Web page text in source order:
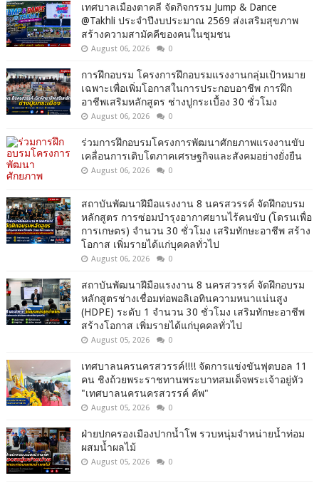
เทศบาลเมืองตาคลี จัดกิจกรรม Jump & Dance
@Takhli ประจำปีงบประมาณ 2569 ส่งเสริมสุขภาพ
สร้างความสามัคคีของคนในชุมชน
August 06, 2026 0
การฝึกอบรม โครงการฝึกอบรมแรงงานกลุ่มเป้าหมาย
เฉพาะเพื่อเพิ่มโอกาสในการประกอบอาชีพ การฝึก
อาชีพเสริมหลักสูตร ช่างปูกระเบื้อง 30 ชั่วโมง
August 06, 2026 0
ร่วมการฝึกอบรมโครงการพัฒนาศักยภาพแรงงานขับ
เคลื่อนการเติบโตภาคเศรษฐกิจและสังคมอย่างยั่งยืน
August 06, 2026 0
สถาบันพัฒนาฝีมือแรงงาน 8 นครสวรรค์ จัดฝึกอบรม
หลักสูตร การซ่อมบำรุงอากาศยานไร้คนขับ (โดรนเพื่อ
การเกษตร) จำนวน 30 ชั่วโมง เสริมทักษะอาชีพ สร้าง
โอกาส เพิ่มรายได้แก่บุคคลทั่วไป
August 06, 2026 0
สถาบันพัฒนาฝีมือแรงงาน 8 นครสวรรค์ จัดฝึกอบรม
หลักสูตรช่างเชื่อมท่อพอลิเอทินความหนาแน่นสูง
(HDPE) ระดับ 1 จำนวน 30 ชั่วโมง เสริมทักษะอาชีพ
สร้างโอกาส เพิ่มรายได้แก่บุคคลทั่วไป
August 05, 2026 0
เทศบาลนครนครสวรรค์!!!! จัดการแข่งขันฟุตบอล 11
คน ชิงถ้วยพระราชทานพระบาทสมเด็จพระเจ้าอยู่หัว
"เทศบาลนครนครสวรรค์ คัพ"
August 05, 2026 0
ฝ่ายปกครองเมืองปากน้ำโพ รวบหนุ่มจำหน่ายน้ำท่อม
ผสมน้ำผลไม้
August 05, 2026 0